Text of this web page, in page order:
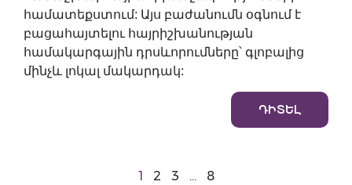
համատեքստում: Այս բաժանումն օգնում է
բացահայտելու հայրիշխանության
համակարգային դրսևորումները՝ գլոբալից
մինչև լոկալ մակարդակ:
ԴԻՏԵԼ
1 2 3 … 8